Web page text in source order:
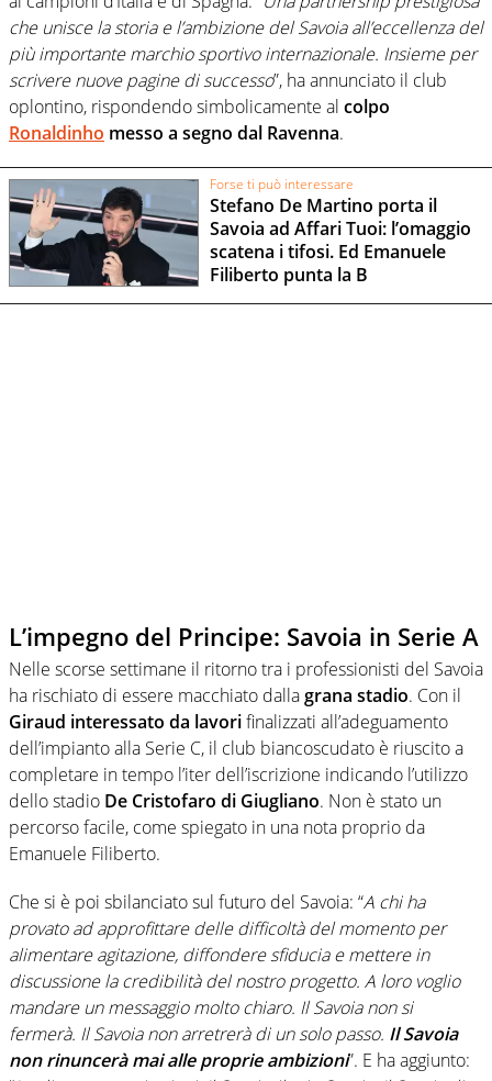
che unisce la storia e l’ambizione del Savoia all’eccellenza del
più importante marchio sportivo internazionale. Insieme per
scrivere nuove pagine di successo”, ha annunciato il club
oplontino, rispondendo simbolicamente al colpo
Ronaldinho messo a segno dal Ravenna.
Forse ti può interessare
Stefano De Martino porta il
Savoia ad Affari Tuoi: l’omaggio
scatena i tifosi. Ed Emanuele
Filiberto punta la B
L’impegno del Principe: Savoia in Serie A
Nelle scorse settimane il ritorno tra i professionisti del Savoia
ha rischiato di essere macchiato dallagrana stadio. Con il
Giraud interessato da lavorifinalizzati all’adeguamento
dell’impianto alla Serie C, il club biancoscudato è riuscito a
completare in tempo l’iter dell’iscrizione indicando l’utilizzo
dello stadio De Cristofaro di Giugliano. Non è stato un
percorso facile, come spiegato in una nota proprio da
Emanuele Filiberto.
Che si è poi sbilanciato sul futuro del Savoia: “A chi ha
provato ad approfittare delle difficoltà del momento per
alimentare agitazione, diffondere sfiducia e mettere in
discussione la credibilità del nostro progetto. A loro voglio
mandare un messaggio molto chiaro. Il Savoia non si
fermerà. Il Savoia non arretrerà di un solo passo. Il Savoia
non rinuncerà mai alle proprie ambizioni”. E ha aggiunto: